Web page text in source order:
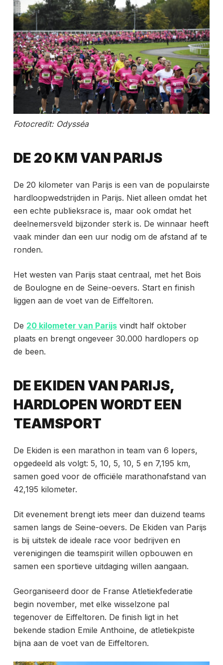
Fotocredit: Odysséa
DE 20 KM VAN PARIJS
De 20 kilometer van Parijs is een van de populairste
hardloopwedstrijden in Parijs. Niet alleen omdat het
een echte publieksrace is, maar ook omdat het
deelnemersveld bijzonder sterk is. De winnaar heeft
vaak minder dan een uur nodig om de afstand af te
ronden.
Het westen van Parijs staat centraal, met het Bois
de Boulogne en de Seine-oevers. Start en finish
liggen aan de voet van de Eiffeltoren.
De 20 kilometer van Parijsvindt half oktober
plaats en brengt ongeveer 30.000 hardlopers op
de been.
DE EKIDEN VAN PARIJS,
HARDLOPEN WORDT EEN
TEAMSPORT
De Ekiden is een marathon in team van 6 lopers,
opgedeeld als volgt: 5, 10, 5, 10, 5 en 7,195 km,
samen goed voor de officiële marathonafstand van
42,195 kilometer.
Dit evenement brengt iets meer dan duizend teams
samen langs de Seine-oevers. De Ekiden van Parijs
is bij uitstek de ideale race voor bedrijven en
verenigingen die teamspirit willen opbouwen en
samen een sportieve uitdaging willen aangaan.
Georganiseerd door de Franse Atletiekfederatie
begin november, met elke wisselzone pal
tegenover de Eiffeltoren. De finish ligt in het
bekende stadion Emile Anthoine, de atletiekpiste
bijna aan de voet van de Eiffeltoren.